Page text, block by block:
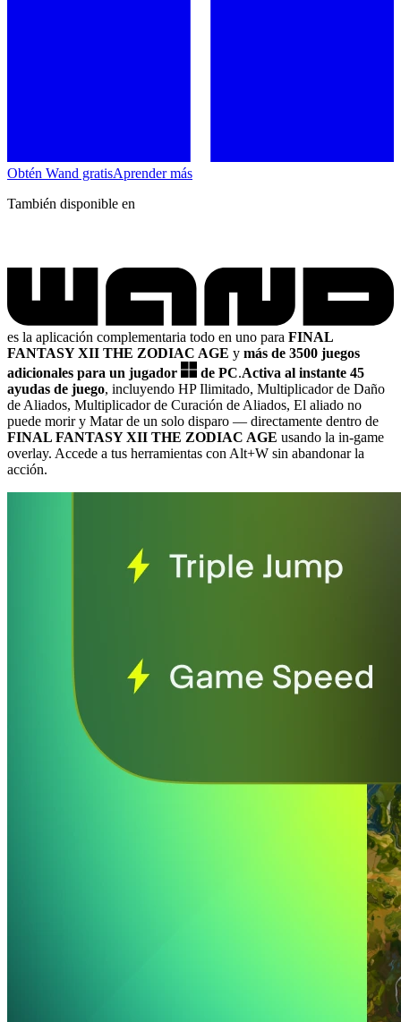
Obtén Wand gratisAprender más
También disponible en
es la aplicación complementaria todo en uno para FINAL
FANTASY XII THE ZODIAC AGE y más de 3500 juegos
adicionales para un jugador
de PC.Activa al instante 45
ayudas de juego, incluyendo HP Ilimitado, Multiplicador de Daño
de Aliados, Multiplicador de Curación de Aliados, El aliado no
puede morir y Matar de un solo disparo — directamente dentro de
FINAL FANTASY XII THE ZODIAC AGE usando la in-game
overlay. Accede a tus herramientas con Alt+W sin abandonar la
acción.